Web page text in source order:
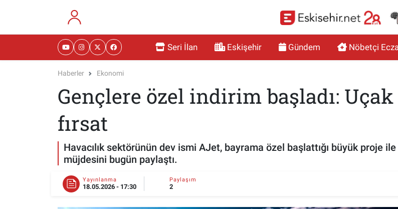
Seri İlan Eskişehir Gündem Nöbetçi
Haberler Ekonomi
Gençlere özel indirim başladı:
fırsat
Havacılık sektörünün dev ismi AJet, bayrama özel başlattığı büyük proje
müjdesini bugün paylaştı.
Yayınlanma
18.05.2026 - 17:30
Paylaşım
2
RESMİ İLANLAR
MAGAZİN
TEKNOLOJİ
Eskişehir Nöbetçi Eczaneler
Eskişehir Namaz Vakitleri
Eskişehir Trafik Yoğunluk Haritası
Süper Lig Puan Durumu ve Fikstür
Tüm Manşetler
Son Dakika Haberleri